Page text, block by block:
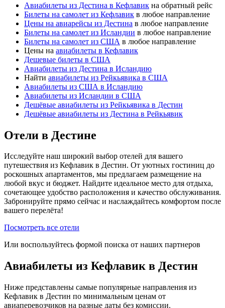
Авиабилеты из Дестина в Кефлавик на обратный рейс
Билеты на самолет из Кефлавик в любое направление
Цены на авиарейсы из Дестина в любое направление
Билеты на самолет из Исландии в любое направление
Билеты на самолет из США в любое направление
Цены на авиабилеты в Кефлавик
Дешевые билеты в США
Авиабилеты из Дестина в Исландию
Найти авиабилеты из Рейкьявика в США
Авиабилеты из США в Исландию
Авиабилеты из Исландии в США
Дешёвые авиабилеты из Рейкьявика в Дестин
Дешёвые авиабилеты из Дестина в Рейкьявик
Отели в Дестине
Исследуйте наш широкий выбор отелей для вашего
путешествия из Кефлавик в Дестин. От уютных гостиниц до
роскошных апартаментов, мы предлагаем размещение на
любой вкус и бюджет. Найдите идеальное место для отдыха,
сочетающее удобство расположения и качество обслуживания.
Забронируйте прямо сейчас и наслаждайтесь комфортом после
вашего перелёта!
Посмотреть все отели
Или воспользуйтесь формой поиска от наших партнеров
Авиабилеты из Кефлавик в Дестин
Ниже представлены самые популярные направления из
Кефлавик в Дестин по минимальным ценам от
авиаперевозчиков на разные даты без комиссии.